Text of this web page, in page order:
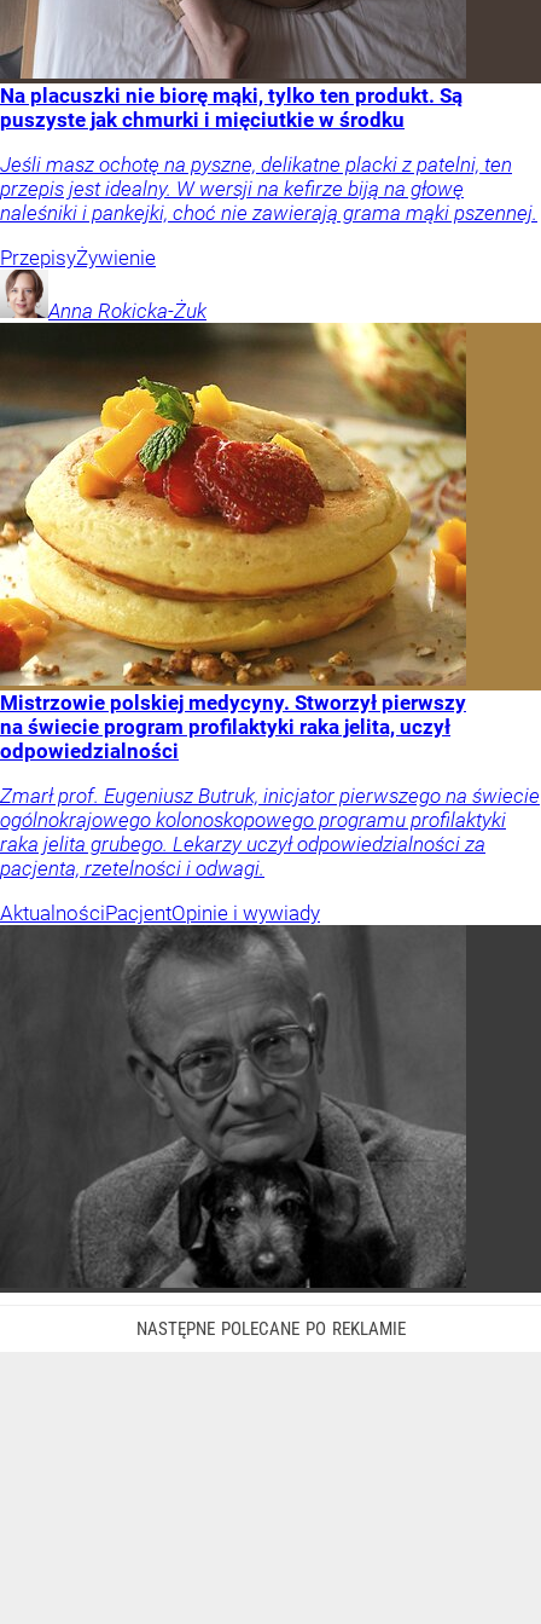
Na placuszki nie biorę mąki, tylko ten produkt. Są
puszyste jak chmurki i mięciutkie w środku
Jeśli masz ochotę na pyszne, delikatne placki z patelni, ten
przepis jest idealny. W wersji na kefirze biją na głowę
naleśniki i pankejki, choć nie zawierają grama mąki pszennej.
PrzepisyŻywienie
Anna Rokicka-Żuk
Mistrzowie polskiej medycyny. Stworzył pierwszy
na świecie program profilaktyki raka jelita, uczył
odpowiedzialności
Zmarł prof. Eugeniusz Butruk, inicjator pierwszego na świecie
ogólnokrajowego kolonoskopowego programu profilaktyki
raka jelita grubego. Lekarzy uczył odpowiedzialności za
pacjenta, rzetelności i odwagi.
AktualnościPacjentOpinie i wywiady